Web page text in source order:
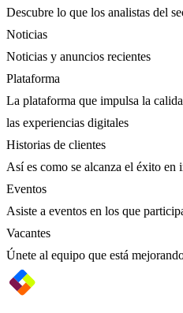
Descubre lo que los analistas del
Noticias
Noticias y anuncios recientes
Plataforma
La plataforma que impulsa la
las experiencias digitales
Historias de clientes
Así es como se alcanza el éxito en
Eventos
Asiste a eventos en los que
Vacantes
Únete al equipo que está